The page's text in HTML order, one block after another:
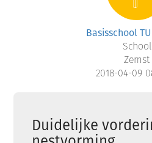
Basisschool
School
Zemst
2018-04-09
Duidelijke